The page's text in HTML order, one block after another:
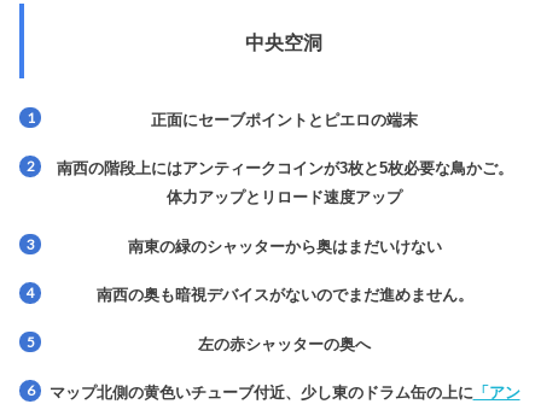
中央空洞
正面にセーブポイントとピエロの端末
南西の階段上にはアンティークコインが3枚と5枚必要な鳥かご。
体力アップとリロード速度アップ
南東の緑のシャッターから奥はまだいけない
南西の奥も暗視デバイスがないのでまだ進めません。
左の赤シャッターの奥へ
マップ北側の黄色いチューブ付近、少し東のドラム缶の上に「アン